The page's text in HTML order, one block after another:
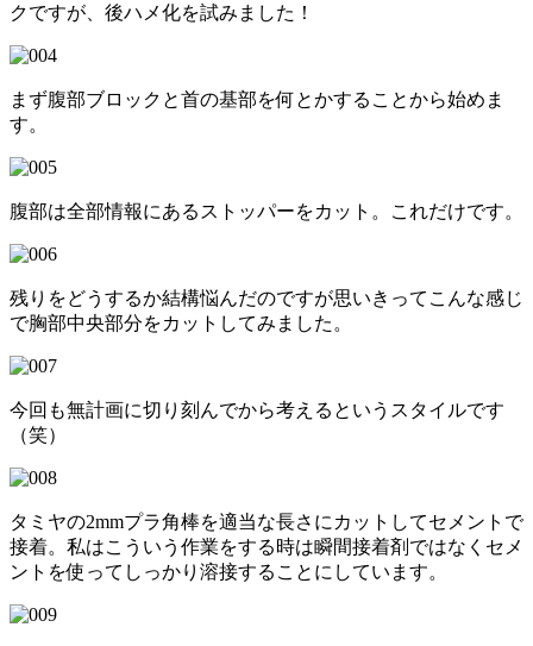
クですが、後ハメ化を試みました！
まず腹部ブロックと首の基部を何とかすることから始めま
す。
腹部は全部情報にあるストッパーをカット。これだけです。
残りをどうするか結構悩んだのですが思いきってこんな感じ
で胸部中央部分をカットしてみました。
今回も無計画に切り刻んでから考えるというスタイルです
（笑）
タミヤの2mmプラ角棒を適当な長さにカットしてセメントで
接着。私はこういう作業をする時は瞬間接着剤ではなくセメ
ントを使ってしっかり溶接することにしています。